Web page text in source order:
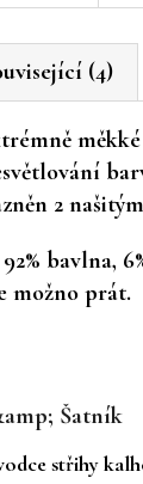
(4)
2
bavlna,
možno prát.
Šatník
střihy